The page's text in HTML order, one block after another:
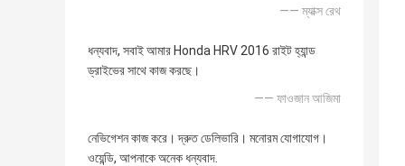
—— ম্যাক্স রেথ
ধন্যবাদ, সবাই আমার Honda HRV 2016 রাইট হ্যান্ড
ড্রাইভের সাথে কাজ করছে।
—— ফাওজান আজিমা
নেভিগেশন কাজ করে। দ্রুত ডেলিভারি। মনোরম যোগাযোগ।
ওয়েন্ডি, আপনাকে অনেক ধন্যবাদ.